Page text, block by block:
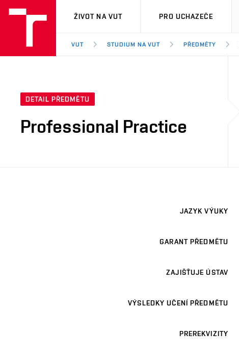
VUT
ŽIVOT NA VUT PRO UCHAZEČE
VUT STUDIUM NA VUT PŘEDMĚTY
DETAIL PŘEDMĚTU
Professional Practice
JAZYK VÝUKY
GARANT PŘEDMĚTU
ZAJIŠŤUJE ÚSTAV
VÝSLEDKY UČENÍ PŘEDMĚTU
PREREKVIZITY